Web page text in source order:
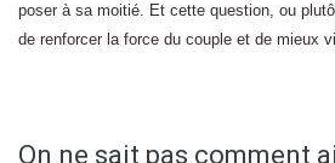
poser à sa moitié. Et cette question, ou
de renforcer la force du couple et de mieux
On ne sait pas comment